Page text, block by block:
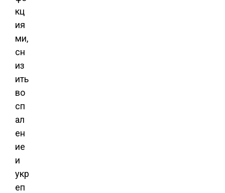
кц
ия
ми,
сн
из
ить
во
сп
ал
ен
ие
и
укр
еп